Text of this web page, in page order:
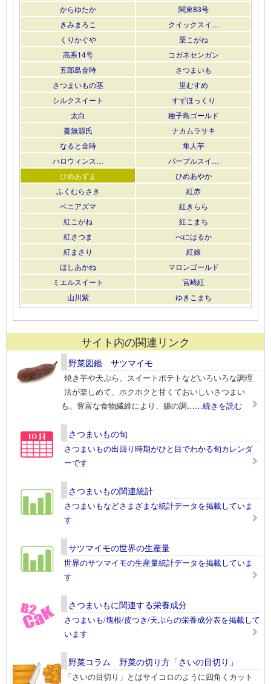
からゆたか
関東83号
きみまろこ
クイックスイ…
くりかぐや
栗こがね
高系14号
コガネセンガン
五郎島金時
さつまいも
さつまいもの茎
里むすめ
シルクスイート
すずほっくり
太白
種子島ゴールド
蔓無源氏
ナカムラサキ
なると金時
隼人芋
ハロウィンス…
パープルスイ…
ひめあずま
ひめあやか
ふくむらさき
紅赤
ベニアズマ
紅きらら
紅こがね
紅こまち
紅さつま
べにはるか
紅まさり
紅娘
ほしあかね
マロンゴールド
ミエルスイート
宮崎紅
山川紫
ゆきこまち
サイト内の関連リンク
野菜図鑑 サツマイモ
焼き芋や天ぷら、スイートポテトなどいろいろな調理
法が楽しめて、ホクホクと甘くておいしいさつまい
も。豊富な食物繊維により、腸の調……続きを読む
さつまいもの旬
さつまいもの出回り時期がひと目でわかる旬カレンダ
ーです
さつまいもの関連統計
さつまいもなどさまざまな統計データを掲載していま
す
サツマイモの世界の生産量
世界のサツマイモの生産量統計データを掲載していま
す
さつまいもに関連する栄養成分
さつまいも/塊根/皮つき/天ぷらの栄養成分表を掲載して
います
野菜コラム 野菜の切り方「さいの目切り」
「さいの目切り」とはサイコロのように四角くカット